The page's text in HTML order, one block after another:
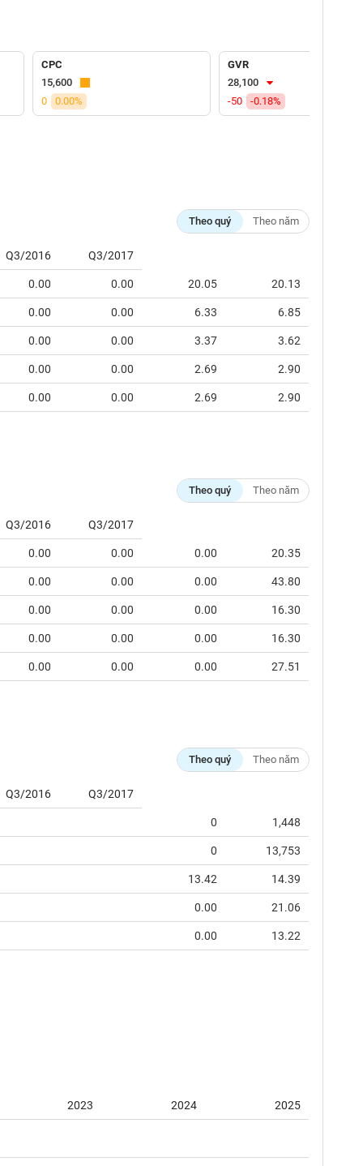
CPC
15,600
0
0.00%
GVR
28,100
-50
-0.18%
Theo quý Theo năm
Q3/2016 Q3/2017
0.00 0.00 20.05 20.13
0.00 0.00 6.33 6.85
0.00 0.00 3.37 3.62
0.00 0.00 2.69 2.90
0.00 0.00 2.69 2.90
Theo quý Theo năm
Q3/2016 Q3/2017
0.00 0.00 0.00 20.35
0.00 0.00 0.00 43.80
0.00 0.00 0.00 16.30
0.00 0.00 0.00 16.30
0.00 0.00 0.00 27.51
Theo quý Theo năm
Q3/2016 Q3/2017
0 1,448
0 13,753
13.42 14.39
0.00 21.06
0.00 13.22
2023 2024
2025